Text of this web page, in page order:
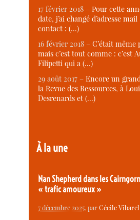
17 février 2018 –Pour cette
date, j’ai changé d’adresse mail
contact : (…)
16 février 2018 –C’était même
mais c’est tout comme : c’est
Filipetti qui a (…)
29 août 2017 –Encore un
la Revue des Ressources, à
Desrenards et (…)
À la une
Nan Shepherd dans les
« trafic amoureux »
7 décembre 2025, parCécile Vibarel